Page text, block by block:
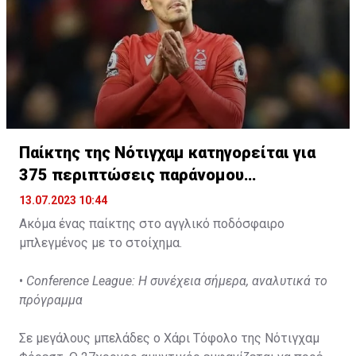
Παίκτης της Νότιγχαμ κατηγορείται για
375 περιπτώσεις παράνομου
στοιχηματισμού
13.07.2023 10:44
Ακόμα ένας παίκτης στο αγγλικό ποδόσφαιρο
μπλεγμένος με το στοίχημα.
• Conference League: Η συνέχεια σήμερα, αναλυτικά το
πρόγραμμα
Σε μεγάλους μπελάδες ο Χάρι Τόφολο της Νότιγχαμ